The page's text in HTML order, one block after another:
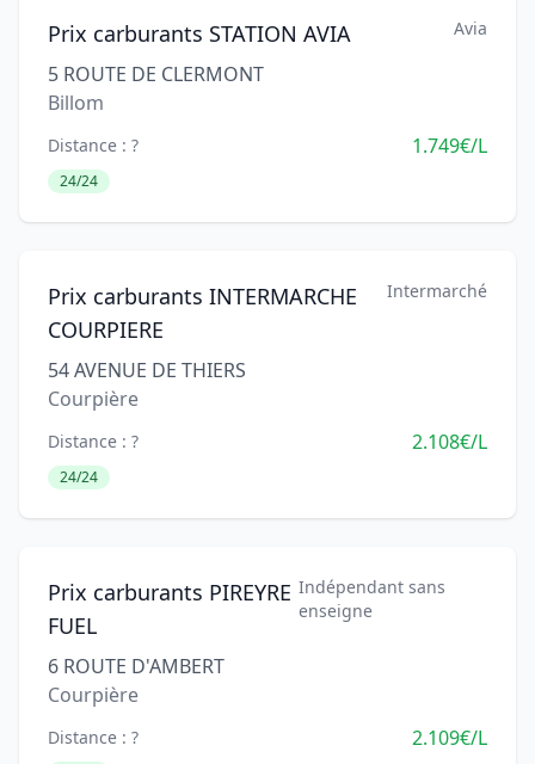
Prix carburants STATION AVIA Avia
5 ROUTE DE CLERMONT
Billom
Distance : ? 1.749€/L
24/24
Prix carburants INTERMARCHE
COURPIERE
Intermarché
54 AVENUE DE THIERS
Courpière
Distance : ? 2.108€/L
24/24
Prix carburants PIREYRE
FUEL
Indépendant sans
enseigne
6 ROUTE D'AMBERT
Courpière
Distance : ? 2.109€/L